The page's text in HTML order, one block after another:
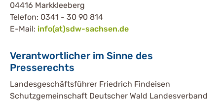
04416 Markkleeberg
Telefon: 0341 - 30 90 814
E-Mail: info(at)sdw-sachsen.de
Verantwortlicher im Sinne des
Presserechts
Landesgeschäftsführer Friedrich Findeisen
Schutzgemeinschaft Deutscher Wald Landesverband